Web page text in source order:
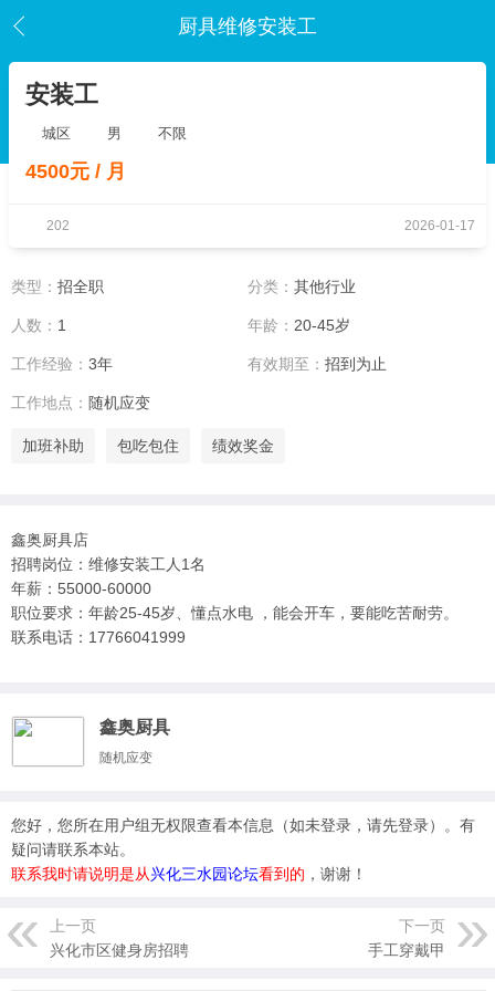
厨具维修安装工
安装工
城区 男 不限
4500元 / 月
202 2026-01-17
类型： 招全职 分类： 其他行业
人数： 1 年龄： 20-45岁
工作经验： 3年 有效期至： 招到为止
工作地点： 随机应变
加班补助 包吃包住 绩效奖金
鑫奥厨具店
招聘岗位：维修安装工人1名
年薪：55000-60000
职位要求：年龄25-45岁、懂点水电 ，能会开车，要能吃苦耐劳。
联系电话：17766041999
鑫奥厨具
随机应变
您好，您所在用户组无权限查看本信息（如未登录，请先登录）。有
疑问请联系本站。
联系我时请说明是从兴化三水园论坛看到的 ，谢谢！
上一页
兴化市区健身房招聘
下一页
手工穿戴甲